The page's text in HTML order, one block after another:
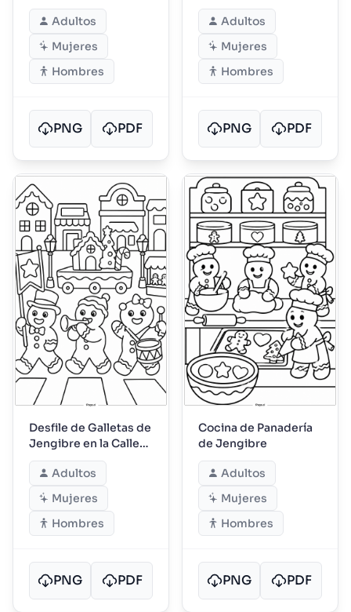
Adultos
Mujeres
Hombres
PNG PDF
Adultos
Mujeres
Hombres
PNG PDF
Desfile de Galletas de
Jengibre en la Calle
Principal
Adultos
Mujeres
Hombres
PNG PDF
Cocina de Panadería
de Jengibre
Adultos
Mujeres
Hombres
PNG PDF